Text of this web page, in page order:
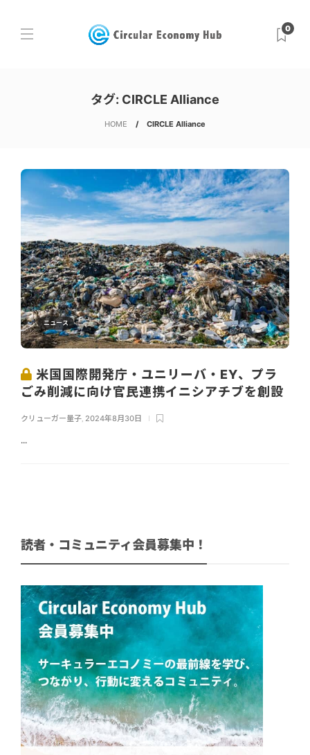
0
タグ: CIRCLE Alliance
HOME CIRCLE Alliance
ニュース
米国国際開発庁・ユニリーバ・EY、プラ
ごみ削減に向け官民連携イニシアチブを創設
クリューガー量子 2024年8月30日
...
読者・コミュニティ会員募集中！